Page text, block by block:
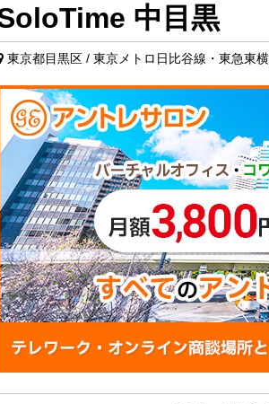
中目黒
東京都目黒区 / 東京メトロ日比谷線・東急東